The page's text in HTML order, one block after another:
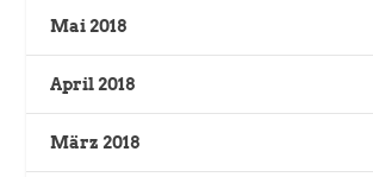
Mai 2018
April 2018
März 2018